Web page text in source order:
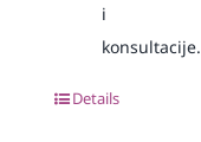
i
konsultacije.
Details